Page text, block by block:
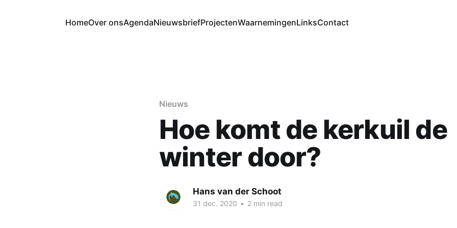
HomeOver onsAgendaNieuwsbriefProjectenWaarnemingenLinksContact
Nieuws
Hoe komt de kerkuil de
winter door?
Hans van der Schoot
31 dec. 2020 • 2 min read